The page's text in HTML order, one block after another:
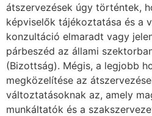
átszervezések úgy történtek,
képviselők tájékoztatása és a
konzultáció elmaradt vagy
párbeszéd az állami
(Bizottság). Mégis, a legjobb
megközelítése az
változtatásoknak az, amely
munkáltatók és a